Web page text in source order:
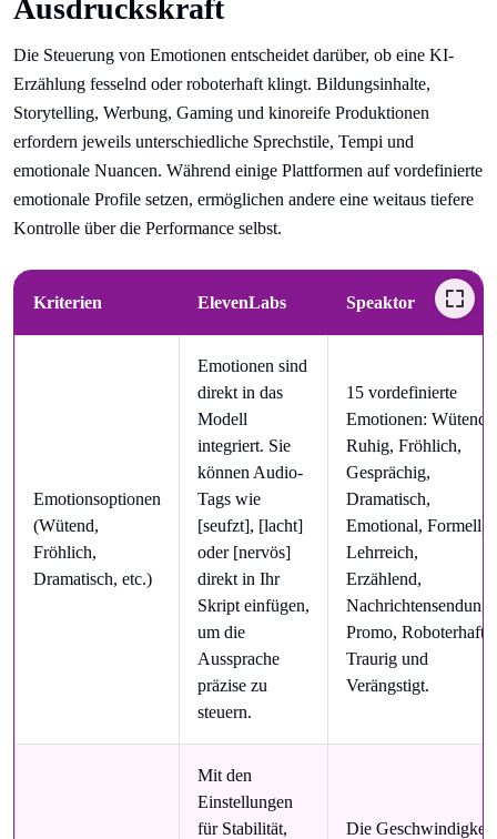
Ausdruckskraft
Die Steuerung von Emotionen entscheidet darüber, ob eine KI-
Erzählung fesselnd oder roboterhaft klingt. Bildungsinhalte,
Storytelling, Werbung, Gaming und kinoreife Produktionen
erfordern jeweils unterschiedliche Sprechstile, Tempi und
emotionale Nuancen. Während einige Plattformen auf vordefinierte
emotionale Profile setzen, ermöglichen andere eine weitaus tiefere
Kontrolle über die Performance selbst.
Kriterien ElevenLabs Speaktor
Emotionsoptionen
(Wütend,
Fröhlich,
Dramatisch, etc.)
Emotionen sind
direkt in das
Modell
integriert. Sie
können Audio-
Tags wie
[seufzt], [lacht]
oder [nervös]
direkt in Ihr
Skript einfügen,
um die
Aussprache
präzise zu
steuern.
15 vordefinierte
Emotionen: Wütend,
Ruhig, Fröhlich,
Gesprächig,
Dramatisch,
Emotional, Formell,
Lehrreich,
Erzählend,
Nachrichtensendung,
Promo, Roboterhaft,
Traurig und
Verängstigt.
Mit den
Einstellungen
für Stabilität,
Die Geschwindigkeit